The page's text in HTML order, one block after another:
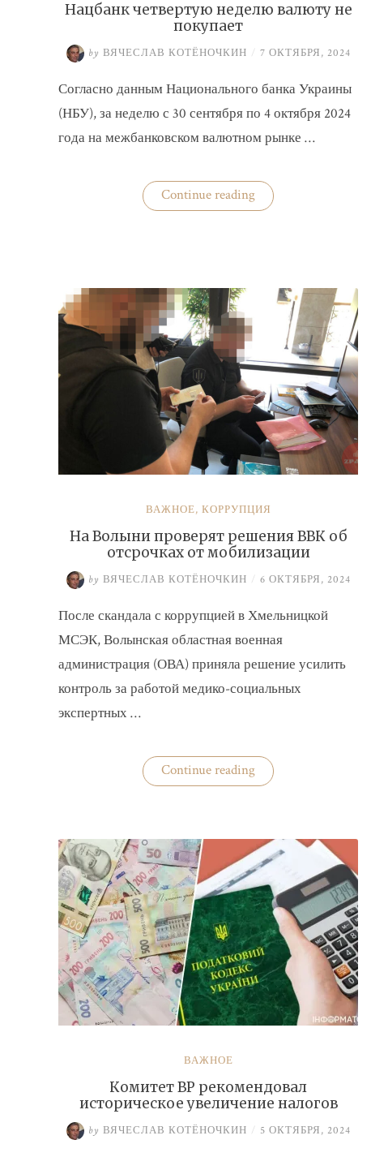
Нацбанк четвертую неделю валюту не
покупает
by ВЯЧЕСЛАВ КОТЁНОЧКИН / 7 ОКТЯБРЯ, 2024
Согласно данным Национального банка Украины
(НБУ), за неделю с 30 сентября по 4 октября 2024
года на межбанковском валютном рынке …
Continue reading«Нацбанк
четвертую
ВАЖНОЕ, КОРРУПЦИЯ
На Волыни проверят решения ВВК об
отсрочках от мобилизации
by ВЯЧЕСЛАВ КОТЁНОЧКИН / 6 ОКТЯБРЯ, 2024
После скандала с коррупцией в Хмельницкой
МСЭК, Волынская областная военная
администрация (ОВА) приняла решение усилить
контроль за работой медико-социальных
экспертных …
Continue reading«На
Волыни
об
отсрочках
от
мобилизации»
ВАЖНОЕ
Комитет ВР рекомендовал
историческое увеличение налогов
by ВЯЧЕСЛАВ КОТЁНОЧКИН / 5 ОКТЯБРЯ, 2024